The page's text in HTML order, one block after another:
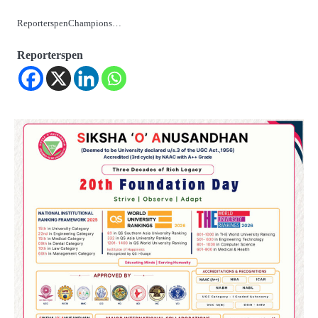
ReporterspenChampions…
Reporterspen
୨୦୨୭ ବିଶ୍ୱକପ ପାଇଁ ରବି ଶାସ୍ତ୍ରୀଙ୍କ ଟିମ୍,
ଆକାଶ ଚୋପ୍ରା ଦେଲେ ୧୦ରୁ ୮ ମାର୍କ
Reporters Pen
ଆଜି ସୁଦ୍ଧା ଆସିବ ବନ୍ୟା କ୍ଷୟକ୍ଷତି ରିପୋର୍ଟ
; ୨୨ଟି ଜିଲ୍ଲାକୁ ୧୧୦କୋଟି ଟଙ୍କା ମଞ୍ଜୁର
Reporters Pen